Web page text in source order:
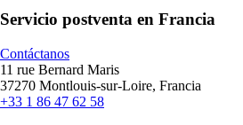
Servicio postventa en Francia
Contáctanos
11 rue Bernard Maris
37270 Montlouis-sur-Loire, Francia
+33 1 86 47 62 58